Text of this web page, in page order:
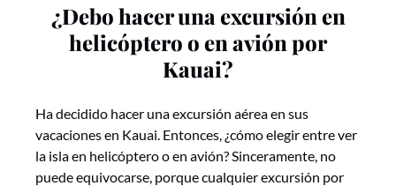
¿Debo hacer una excursión en
helicóptero o en avión por
Kauai?
Ha decidido hacer una excursión aérea en sus
vacaciones en Kauai. Entonces, ¿cómo elegir entre ver
la isla en helicóptero o en avión? Sinceramente, no
puede equivocarse, porque cualquier excursión por